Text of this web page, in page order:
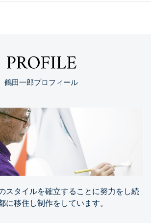
PROFILE
鶴田一郎プロフィール
スタイルを確立することに努力をし続
に移住し制作をしています。